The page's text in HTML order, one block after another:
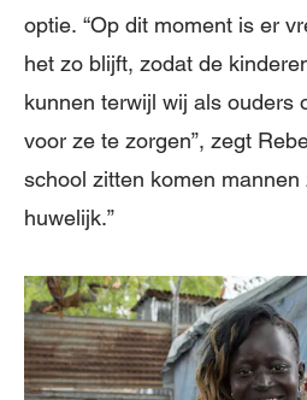
optie. “Op dit moment is er
het zo blijft, zodat de
kunnen terwijl wij als ouders
voor ze te zorgen”, zegt
school zitten komen
huwelijk.”